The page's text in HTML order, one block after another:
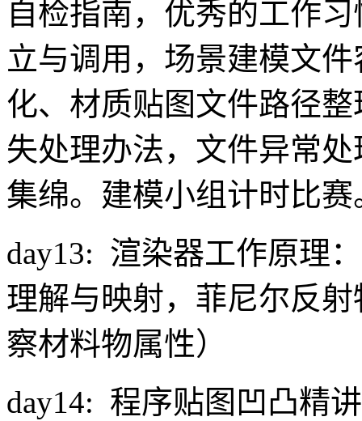
自检指南，优秀的工作
立与调用，场景建模文
化、材质贴图文件路径
失处理办法，文件异常
集绵。建模小组计时比赛
day13: 渲染器工作原理
理解与映射，菲尼尔反
察材料物属性）
day14: 程序贴图凹凸精